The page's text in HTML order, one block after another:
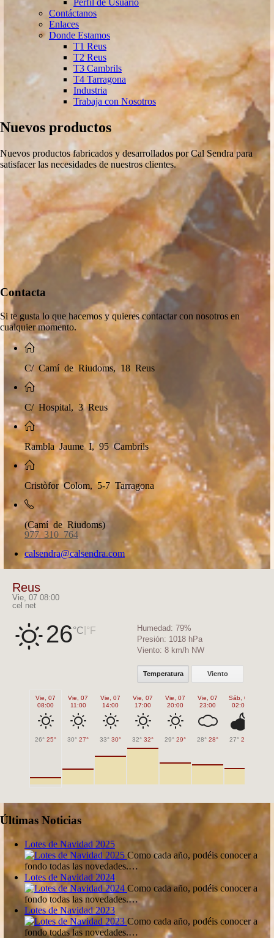
Perfil de Usuario
Contáctanos
Enlaces
Donde Estamos
T1 Reus
T2 Reus
T3 Cambrils
T4 Tarragona
Industria
Trabaja con Nosotros
Nuevos productos
Nuevos productos fabricados y desarrollados por Cal Sendra para
satisfacer las necesidades de nuestros clientes.
Contacta
Si te gusta lo que hacemos y quieres contactar con nosotros en
cualquier momento.
C/ Camí de Riudoms, 18 Reus
C/ Hospital, 3 Reus
Rambla Jaume I, 95 Cambrils
Cristòfor Colom, 5-7 Tarragona
(Camí de Riudoms)
977 310 764
calsendra@calsendra.com
Reus
Vie, 07 08:00
cel net
26°C °F Humedad: 79%
Presión: 1018 hPa
Viento: 8 km/h NW
Temperatura Viento
Vie, 07
08:00
26° 25°
Vie, 07
11:00
30° 27°
Vie, 07
14:00
33° 30°
Vie, 07
17:00
32° 32°
Vie, 07
20:00
29° 29°
Vie, 07
23:00
28° 28°
Sáb, 08
02:00
27° 27°
Últimas Noticias
Lotes de Navidad 2025
Como cada año, podéis conocer a
fondo todas las novedades.…
Lotes de Navidad 2024
Como cada año, podéis conocer a
fondo todas las novedades.…
Lotes de Navidad 2023
Como cada año, podéis conocer a
fondo todas las novedades.…